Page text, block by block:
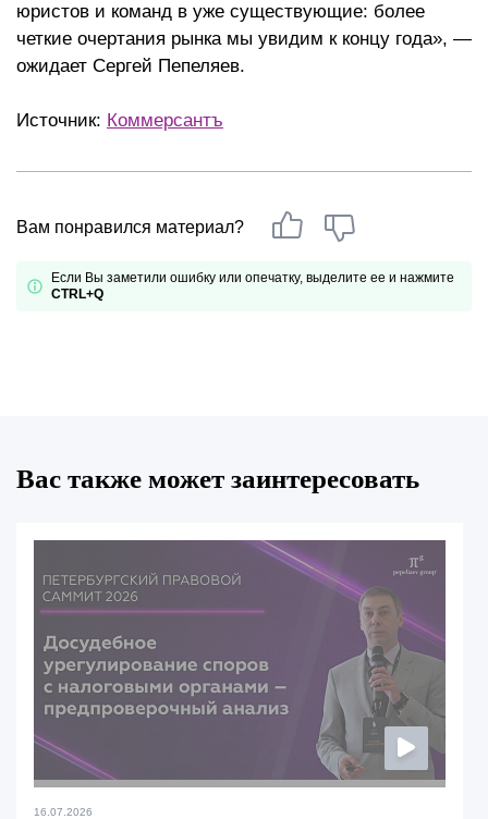
юристов и команд в уже существующие: более
четкие очертания рынка мы увидим к концу года», —
ожидает Сергей Пепеляев.
Источник: Коммерсантъ
Вам понравился материал?
Если Вы заметили ошибку или опечатку, выделите ее и нажмите
CTRL+Q
Вас также может заинтересовать
16.07.2026